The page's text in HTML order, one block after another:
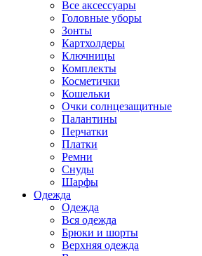
Все аксессуары
Головные уборы
Зонты
Картхолдеры
Ключницы
Комплекты
Косметички
Кошельки
Очки солнцезащитные
Палантины
Перчатки
Платки
Ремни
Снуды
Шарфы
Одежда
Одежда
Вся одежда
Брюки и шорты
Верхняя одежда